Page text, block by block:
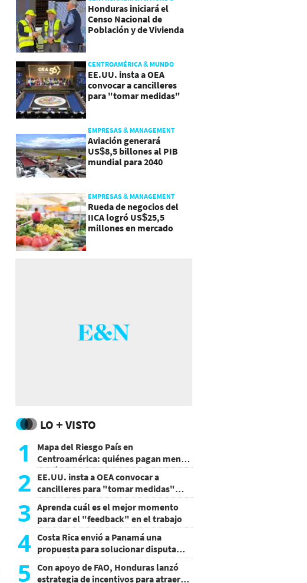
Honduras iniciará el
Censo Nacional de
Población y de Vivienda
CENTROAMÉRICA & MUNDO
EE.UU. insta a OEA
convocar a cancilleres
para "tomar medidas"
EMPRESAS & MANAGEMENT
Aviación generará
US$8,5 billones al PIB
mundial para 2040
EMPRESAS & MANAGEMENT
Rueda de negocios del
IICA logró US$25,5
millones en mercado
LO + VISTO
1
Mapa del Riesgo País en
Centroamérica: quiénes pagan menos
y cuáles mejoraron
2 EE.UU. insta a OEA convocar a
cancilleres para "tomar medidas"
sobre Nicaragua
3 Aprenda cuál es el mejor momento
para dar el "feedback" en el trabajo
4 Costa Rica envió a Panamá una
propuesta para solucionar disputa
comercial
5
Con apoyo de FAO, Honduras lanzó
estrategia de incentivos para atraer